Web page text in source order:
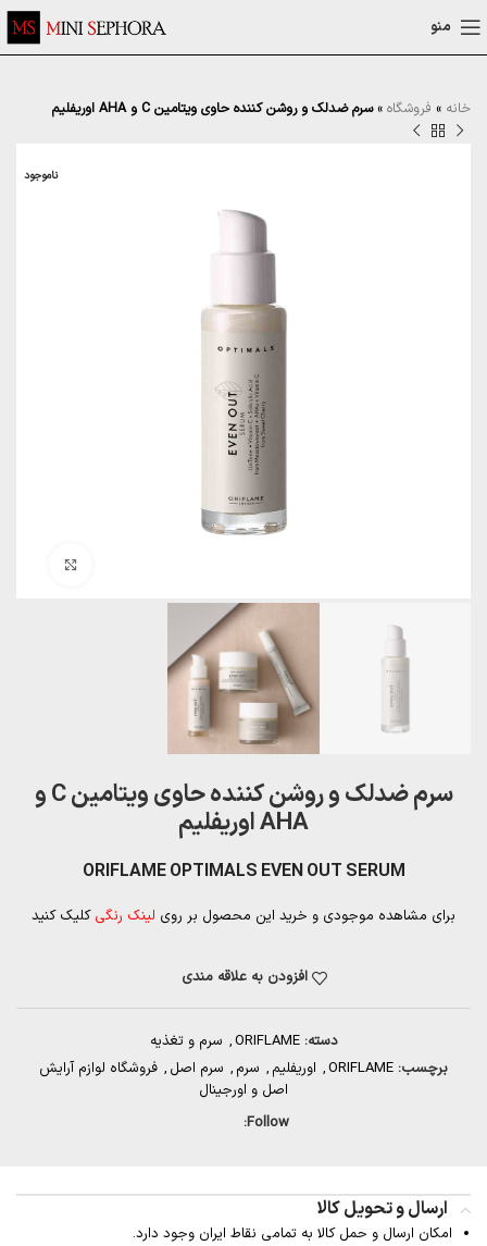
منو
خانه » فروشگاه »سرم ضدلک و روشن کننده حاوی ویتامین C و AHA اوریفلیم
ناموجود
سرم ضدلک و روشن کننده حاوی ویتامین C و
AHA اوریفلیم
ORIFLAME OPTIMALS EVEN OUT SERUM
برای مشاهده موجودی و خرید این محصول بر روی لینک رنگی کلیک کنید
افزودن به علاقه مندی
دسته: ORIFLAME
, سرم و تغذیه
برچسب: ORIFLAME
, اوریفلیم , سرم , سرم اصل , فروشگاه لوازم آرایش
اصل و اورجینال
Follow:
ارسال و تحویل کالا
امکان ارسال و حمل کالا به تمامی نقاط ایران وجود دارد.